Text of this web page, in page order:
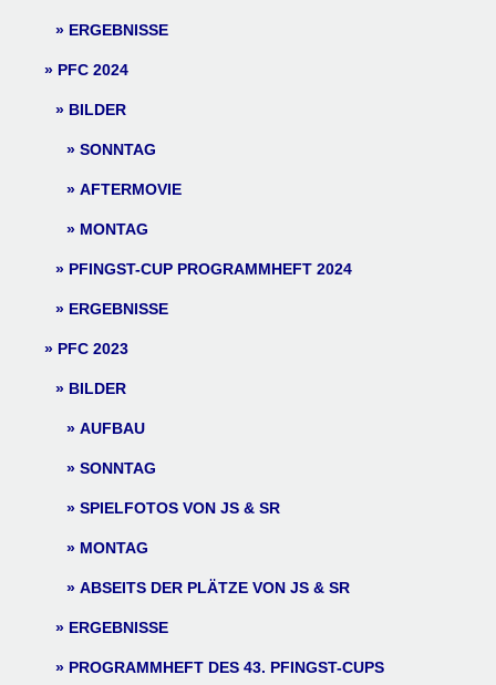
ERGEBNISSE
PFC 2024
BILDER
SONNTAG
AFTERMOVIE
MONTAG
PFINGST-CUP PROGRAMMHEFT 2024
ERGEBNISSE
PFC 2023
BILDER
AUFBAU
SONNTAG
SPIELFOTOS VON JS & SR
MONTAG
ABSEITS DER PLÄTZE VON JS & SR
ERGEBNISSE
PROGRAMMHEFT DES 43. PFINGST-CUPS